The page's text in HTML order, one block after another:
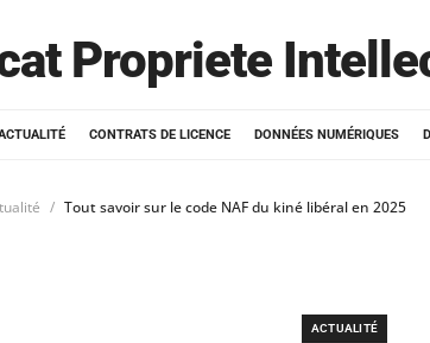
Propriete
CONTRATS DE LICENCE DONNÉES NUMÉRIQUES
Tout savoir sur le code NAF du kiné libéral en 2025
ACTUALITÉ